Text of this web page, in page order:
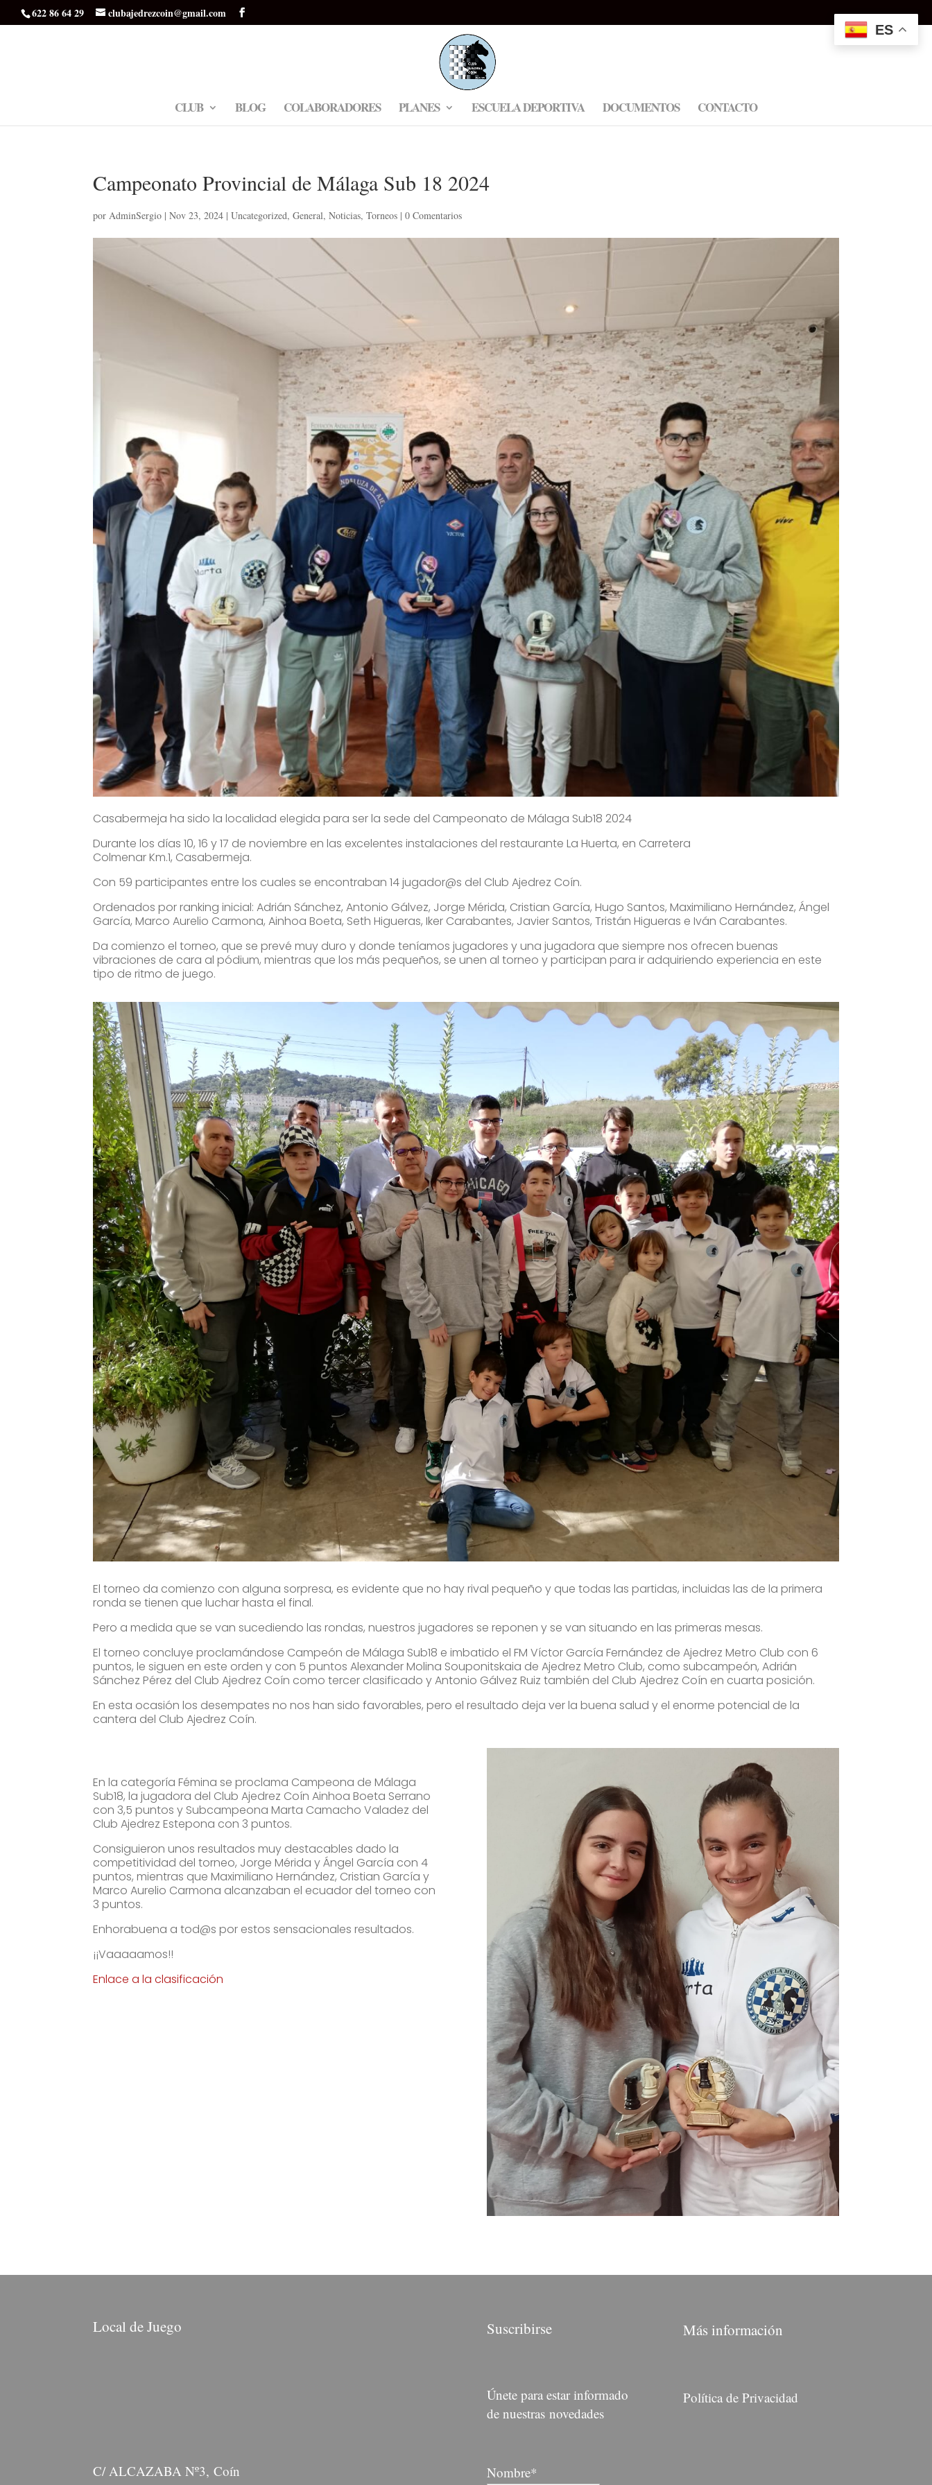
622 86 64 29 clubajedrezcoin@gmail.com
CLUB BLOG COLABORADORES PLANES ESCUELA DEPORTIVA DOCUMENTOS CONTACTO
Campeonato Provincial de Málaga Sub 18 2024
porAdminSergio |Nov 23, 2024 |Uncategorized,General,Noticias,Torneos |0 Comentarios
Casabermeja ha sido la localidad elegida para ser la sede del Campeonato de Málaga Sub18 2024
Durante los días 10, 16 y 17 de noviembre en las excelentes instalaciones del restaurante La Huerta, en Carretera
Colmenar Km.1, Casabermeja.
Con 59 participantes entre los cuales se encontraban 14 jugador@s del Club Ajedrez Coín.
Ordenados por ranking inicial: Adrián Sánchez, Antonio Gálvez, Jorge Mérida, Cristian García, Hugo Santos, Maximiliano Hernández, Ángel
García, Marco Aurelio Carmona, Ainhoa Boeta, Seth Higueras, Iker Carabantes, Javier Santos, Tristán Higueras e Iván Carabantes.
Da comienzo el torneo, que se prevé muy duro y donde teníamos jugadores y una jugadora que siempre nos ofrecen buenas
vibraciones de cara al pódium, mientras que los más pequeños, se unen al torneo y participan para ir adquiriendo experiencia en este
tipo de ritmo de juego.
El torneo da comienzo con alguna sorpresa, es evidente que no hay rival pequeño y que todas las partidas, incluidas las de la primera
ronda se tienen que luchar hasta el final.
Pero a medida que se van sucediendo las rondas, nuestros jugadores se reponen y se van situando en las primeras mesas.
El torneo concluye proclamándose Campeón de Málaga Sub18 e imbatido el FM Víctor García Fernández de Ajedrez Metro Club con 6
puntos, le siguen en este orden y con 5 puntosAlexander Molina Souponitskaia de Ajedrez Metro Club, como subcampeón, Adrián
Sánchez Pérez del Club Ajedrez Coín como tercer clasificado y Antonio Gálvez Ruiz también del Club Ajedrez Coín en cuarta posición.
En esta ocasión los desempates no nos han sido favorables, pero el resultado deja ver la buena salud y el enorme potencial de la
cantera del Club Ajedrez Coín.
En la categoría Fémina se proclama Campeona de Málaga
Sub18, la jugadora del Club Ajedrez Coín Ainhoa Boeta Serrano
con 3,5 puntos y Subcampeona Marta Camacho Valadez del
Club Ajedrez Estepona con 3 puntos.
Consiguieron unos resultados muy destacables dado la
competitividad del torneo, Jorge Mérida y Ángel García con 4
puntos, mientras que Maximiliano Hernández, Cristian García y
Marco Aurelio Carmona alcanzaban el ecuador del torneo con
3 puntos.
Enhorabuena a tod@s por estos sensacionales resultados.
¡¡Vaaaaamos!!
Enlace a la clasificación
Local de Juego
C/ ALCAZABA Nº3, Coín
Suscribirse
Únete para estar informado
de nuestras novedades
Nombre*
Más información
Política de Privacidad
ES